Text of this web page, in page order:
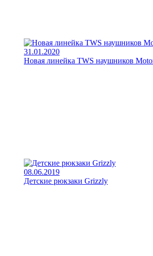
31.01.2020
Новая линейка TWS наушников
08.06.2019
Детские рюкзаки Grizzly